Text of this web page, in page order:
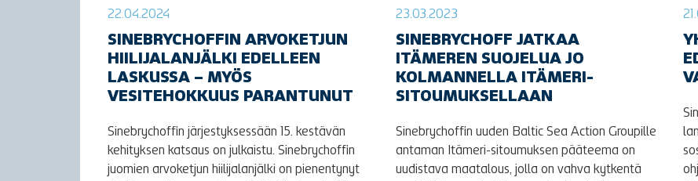
22.04.2024
SINEBRYCHOFFIN ARVOKETJUN
HIILIJALANJÄLKI EDELLEEN
LASKUSSA – MYÖS
VESITEHOKKUUS PARANTUNUT
Sinebrychoffin järjestyksessään 15. kestävän
kehityksen katsaus on julkaistu. Sinebrychoffin
juomien arvoketjun hiilijalanjälki on pienentynyt
23.03.2023
SINEBRYCHOFF JATKAA
ITÄMEREN SUOJELUA JO
KOLMANNELLA ITÄMERI-
SITOUMUKSELLAAN
Sinebrychoffin uuden Baltic Sea Action Groupille
antaman Itämeri-sitoumuksen pääteema on
uudistava maatalous, jolla on vahva kytkentä